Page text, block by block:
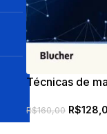
Técnicas de
R$160,00 R$